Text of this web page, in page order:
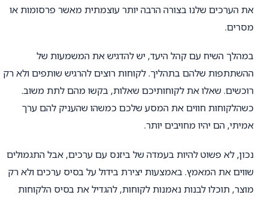
את הערכים שלנו בצורה הרבה יותר עוצמתית מאשר פרסומות או
מסרים.
במהלך השיח עם קהל היעד, יש להדגיש את המשמעות של
ההשתתפות שלהם בתהליך. לקוחות רוצים להרגיש שותפים ולא רק
רוכשים. שאלו את לקוחותיכם שאלות, בקשו מהם לתת משוב.
כשהלקוחות חווים את המסע שלכם כמשהו שהעניק להם ערך
אמיתי, הם יהיו מחויבים יותר.
נכון, לא פשוט להיות בעמדה של ביזנס עם ערכים, אבל התגמולים
שווים את המאמץ. באמצעות יצירת בידול על בסיס ערכים ולא רק
מוצר, תוכלו לבנות נאמנות לקוחות, להגדיל את בסיס הלקוחות